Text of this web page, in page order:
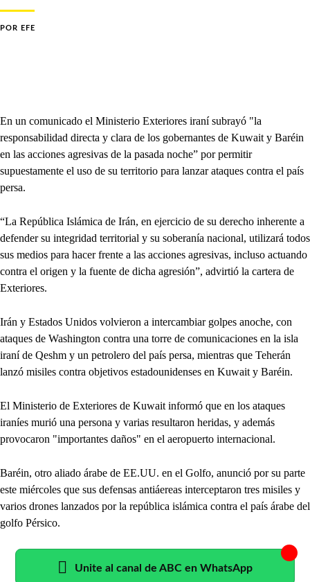
POR EFE
En un comunicado el Ministerio Exteriores iraní subrayó "la
responsabilidad directa y clara de los gobernantes de Kuwait y Baréin
en las acciones agresivas de la pasada noche” por permitir
supuestamente el uso de su territorio para lanzar ataques contra el país
persa.
“La República Islámica de Irán, en ejercicio de su derecho inherente a
defender su integridad territorial y su soberanía nacional, utilizará todos
sus medios para hacer frente a las acciones agresivas, incluso actuando
contra el origen y la fuente de dicha agresión”, advirtió la cartera de
Exteriores.
Irán y Estados Unidos volvieron a intercambiar golpes anoche, con
ataques de Washington contra una torre de comunicaciones en la isla
iraní de Qeshm y un petrolero del país persa, mientras que Teherán
lanzó misiles contra objetivos estadounidenses en Kuwait y Baréin.
El Ministerio de Exteriores de Kuwait informó que en los ataques
iraníes murió una persona y varias resultaron heridas, y además
provocaron "importantes daños" en el aeropuerto internacional.
Baréin, otro aliado árabe de EE.UU. en el Golfo, anunció por su parte
este miércoles que sus defensas antiáereas interceptaron tres misiles y
varios drones lanzados por la república islámica contra el país árabe del
golfo Pérsico.
Unite al canal de ABC en WhatsApp